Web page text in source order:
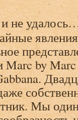
не
Marc by
Мы